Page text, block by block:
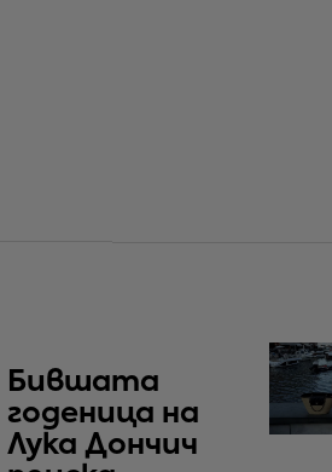
Бившата
годеница на
Лука Дончич